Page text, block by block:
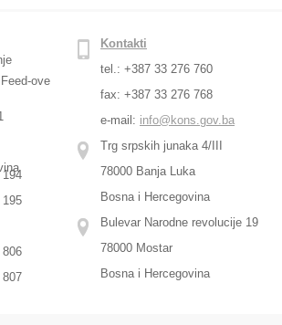
оve
Kontakti
tel.: +387 33 276 760
fax: +387 33 276 768
e-mail: info@kons.gov.ba
Trg srpskih junaka 4/III
78000 Banja Luka
Bosna i Hercegovina
Bulevar Narodne revolucije 19
78000 Mostar
Bosna i Hercegovina